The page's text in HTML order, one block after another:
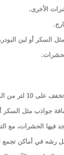
الأخرى.
السكر أو لبن
لتر من الماء.
جواذب مثل السكر
فيها الحشرات، مع
رشه في أماكن تجمع